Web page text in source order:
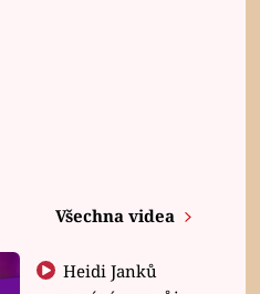
Všechna videa
Heidi Janků